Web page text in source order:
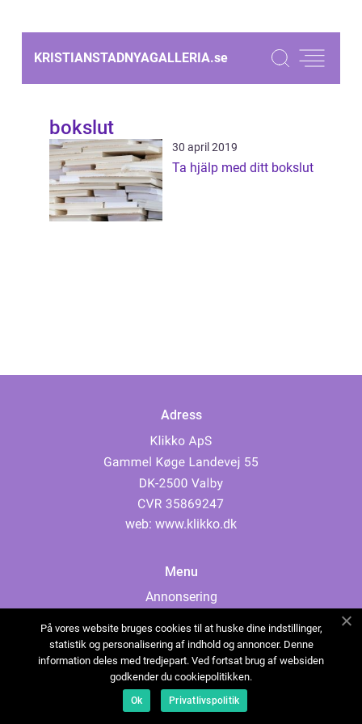
KRISTIANSTADNYAGALLERIA.se
bokslut
30 april 2019
Ta hjälp med ditt bokslut
Adress
web: www.klikko.dk
Menu
Annonsering
Cookies
Kontakta oss
Sitemap
På vores website bruges cookies til at huske dine indstillinger,
statistik og personalisering af indhold og annoncer. Denne
information deles med tredjepart. Ved fortsat brug af websiden
godkender du cookiepolitikken.
Ok Privatlivspolitik